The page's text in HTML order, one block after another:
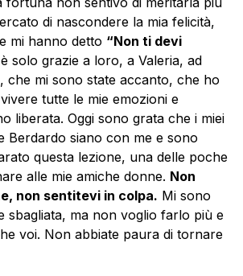
di nascondere la mia felicità,
mi hanno detto “Non ti devi
solo grazie a loro, a Valeria, ad
che mi sono state accanto, che ho
tutte le mie emozioni e
liberata. Oggi sono grata che i miei
Berdardo siano con me e sono
questa lezione, una delle poche
alle mie amiche donne. Non
non sentitevi in colpa. Mi sono
sbagliata, ma non voglio farlo più e
voi. Non abbiate paura di tornare